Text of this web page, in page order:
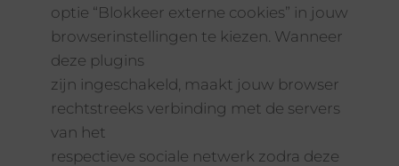
optie “Blokkeer externe cookies” in jouw
browserinstellingen te kiezen. Wanneer
deze plugins
zijn ingeschakeld, maakt jouw browser
rechtstreeks verbinding met de servers
van het
respectieve sociale netwerk zodra deze